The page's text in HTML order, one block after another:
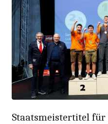
Staatsmeistertitel